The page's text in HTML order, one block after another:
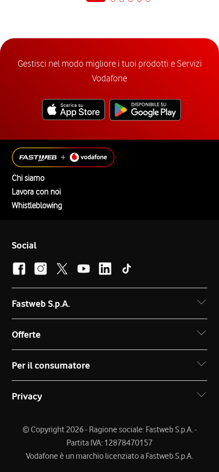
Gestisci nel modo migliore i tuoi prodotti e Servizi
Vodafone
Chi siamo
Lavora con noi
Whistleblowing
Social
Fastweb S.p.A.
Offerte
Per il consumatore
Privacy
© Copyright 2026 - Ragione sociale: Fastweb S.p.A. -
Partita IVA: 12878470157
Vodafone è un marchio licenziato a Fastweb S.p.A.